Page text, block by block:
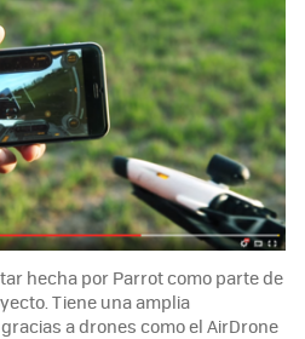
hecha por Parrot como parte de
Tiene una amplia
a drones como el AirDrone